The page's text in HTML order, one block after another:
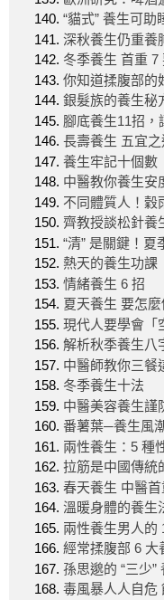
“貓式” 養生可助
深秋養生仍重養
冬季養生 首重 7
你知道揉腹部的
銀髮族的養生秘
腳底養生11招，
長壽養生 五宜之
養生牢記十個數
中醫教你養生安
不同體質人！穀
齊教授談松針養
“清” 是關鍵！夏
熱天的養生功課
情緒養生 6 招
夏天養生 要怎麼
現代人要學會「
解析秋季養生八
中醫師教你三餐
冬季養生十法
中醫美容養生謹
番薯葉─養生風
兩性養生：5 種
拉筋是中國傳統
春天養生 中醫
溫暖身體的養生
兩性養生男人的
經常揉腹部 6 大
孫思邈的 “三少”
毒風暴人人自危